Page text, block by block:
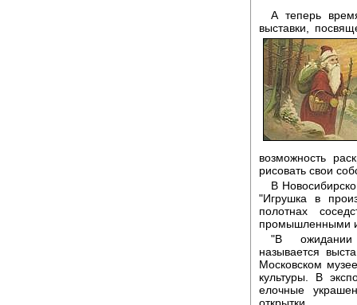
А теперь
выставки,
возможность
рисовать свои
В
"Игрушка в
полотнах
промышленными
"В
называется
Московском
культуры. В
елочные
открытки.